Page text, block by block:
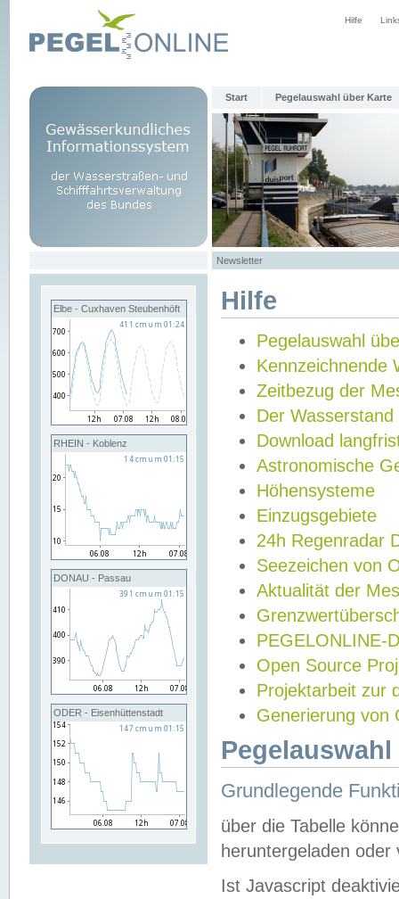
Hilfe
Start Pegelauswahl über Karte
Newsletter
Elbe - Cuxhaven Steubenhöft
RHEIN - Koblenz
DONAU - Passau
ODER - Eisenhüttenstadt
Hilfe
Pegelauswahl
Kennzeichnende
Zeitbezug der
Der Wasserstand
Download
Astronomische
Höhensysteme
Einzugsgebiete
24h Regenradar
Seezeichen von
Aktualität der
PEGELONLINE-
Open Source
Projektarbeit zur
Generierung von
Grundlegende
über die Tabelle
heruntergeladen oder
Ist Javascript